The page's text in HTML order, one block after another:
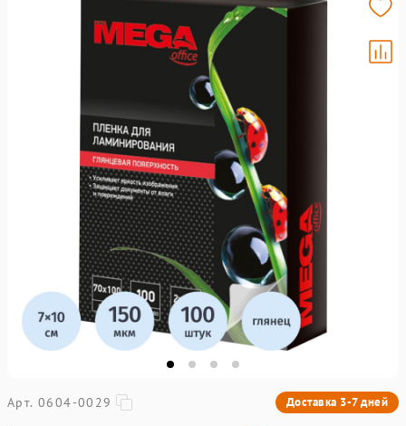
Арт. 0604-0029 Доставка 3-7 дней